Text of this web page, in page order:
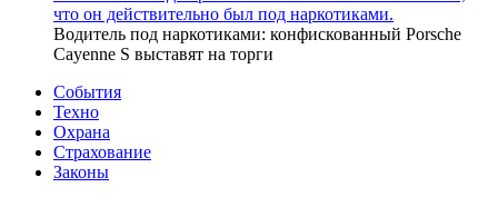
что он действительно был под наркотиками.
Водитель под наркотиками: конфискованный Porsche
Cayenne S выставят на торги
События
Техно
Охрана
Страхование
Законы